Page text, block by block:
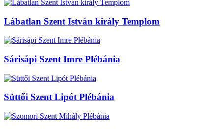
Lábatlan Szent István király Templom
Sárisápi Szent Imre Plébánia
Süttői Szent Lipót Plébánia